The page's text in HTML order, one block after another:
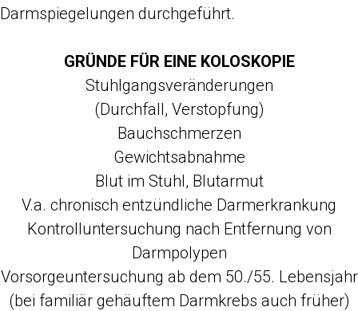
Darmspiegelungen durchgeführt.
GRÜNDE FÜR EINE KOLOSKOPIE
Stuhlgangsveränderungen
(Durchfall, Verstopfung)
Bauchschmerzen
Gewichtsabnahme
Blut im Stuhl, Blutarmut
V.a. chronisch entzündliche Darmerkrankung
Kontrolluntersuchung nach Entfernung von
Darmpolypen
Vorsorgeuntersuchung ab dem 50./55. Lebensjahr
(bei familiär gehäuftem Darmkrebs auch früher)